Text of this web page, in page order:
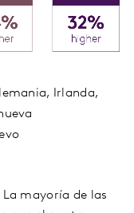
Irlanda,
mayoría de las